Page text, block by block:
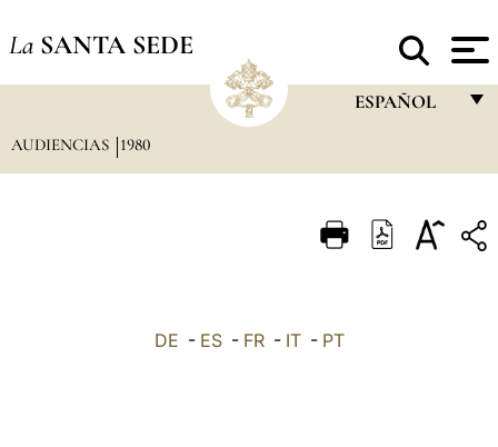
La SANTA SEDE
ESPAÑOL
ITALIANO
AUDIENCIAS 1980
DE - ES- FR- IT- PT